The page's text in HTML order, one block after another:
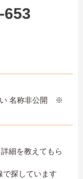
653
名称非公開 ※
細を教えてもら
で探しています